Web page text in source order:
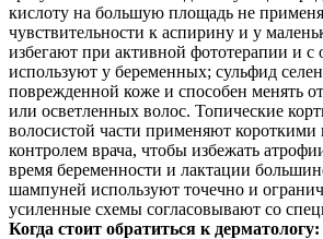
кислоту на большую площадь не
чувствительности к аспирину и у
избегают при активной фототерапии и с
используют у беременных; сульфид
поврежденной коже и способен менять
или осветленных волос. Топические
волосистой части применяют короткими
контролем врача, чтобы избежать
время беременности и лактации
шампуней используют точечно и
усиленные схемы согласовывают со
Когда стоит обратиться к дерматологу: